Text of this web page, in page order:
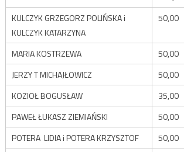
KULCZYK GRZEGORZ POLIŃSKA i
KULCZYK KATARZYNA
50,00
MARIA KOSTRZEWA
50,00
JERZY T MICHAJŁOWICZ
50,00
KOZIOŁ BOGUSŁAW
35,00
PAWEŁ ŁUKASZ ZIEMIAŃSKI
50,00
POTERA LIDIA i POTERA KRZYSZTOF
50,00